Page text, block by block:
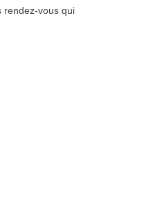
rendez-vous qui